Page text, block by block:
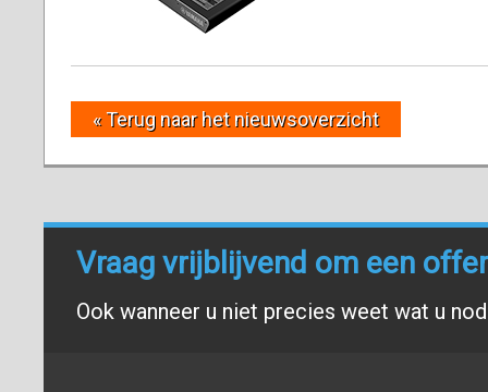
« Terug naar het nieuwsoverzicht
Vraag vrijblijvend om een
Ook wanneer u niet precies weet wat u